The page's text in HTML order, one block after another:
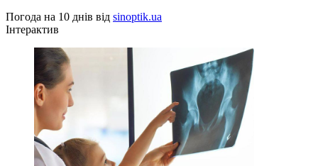
Погода на 10 днів від sinoptik.ua
Інтерактив